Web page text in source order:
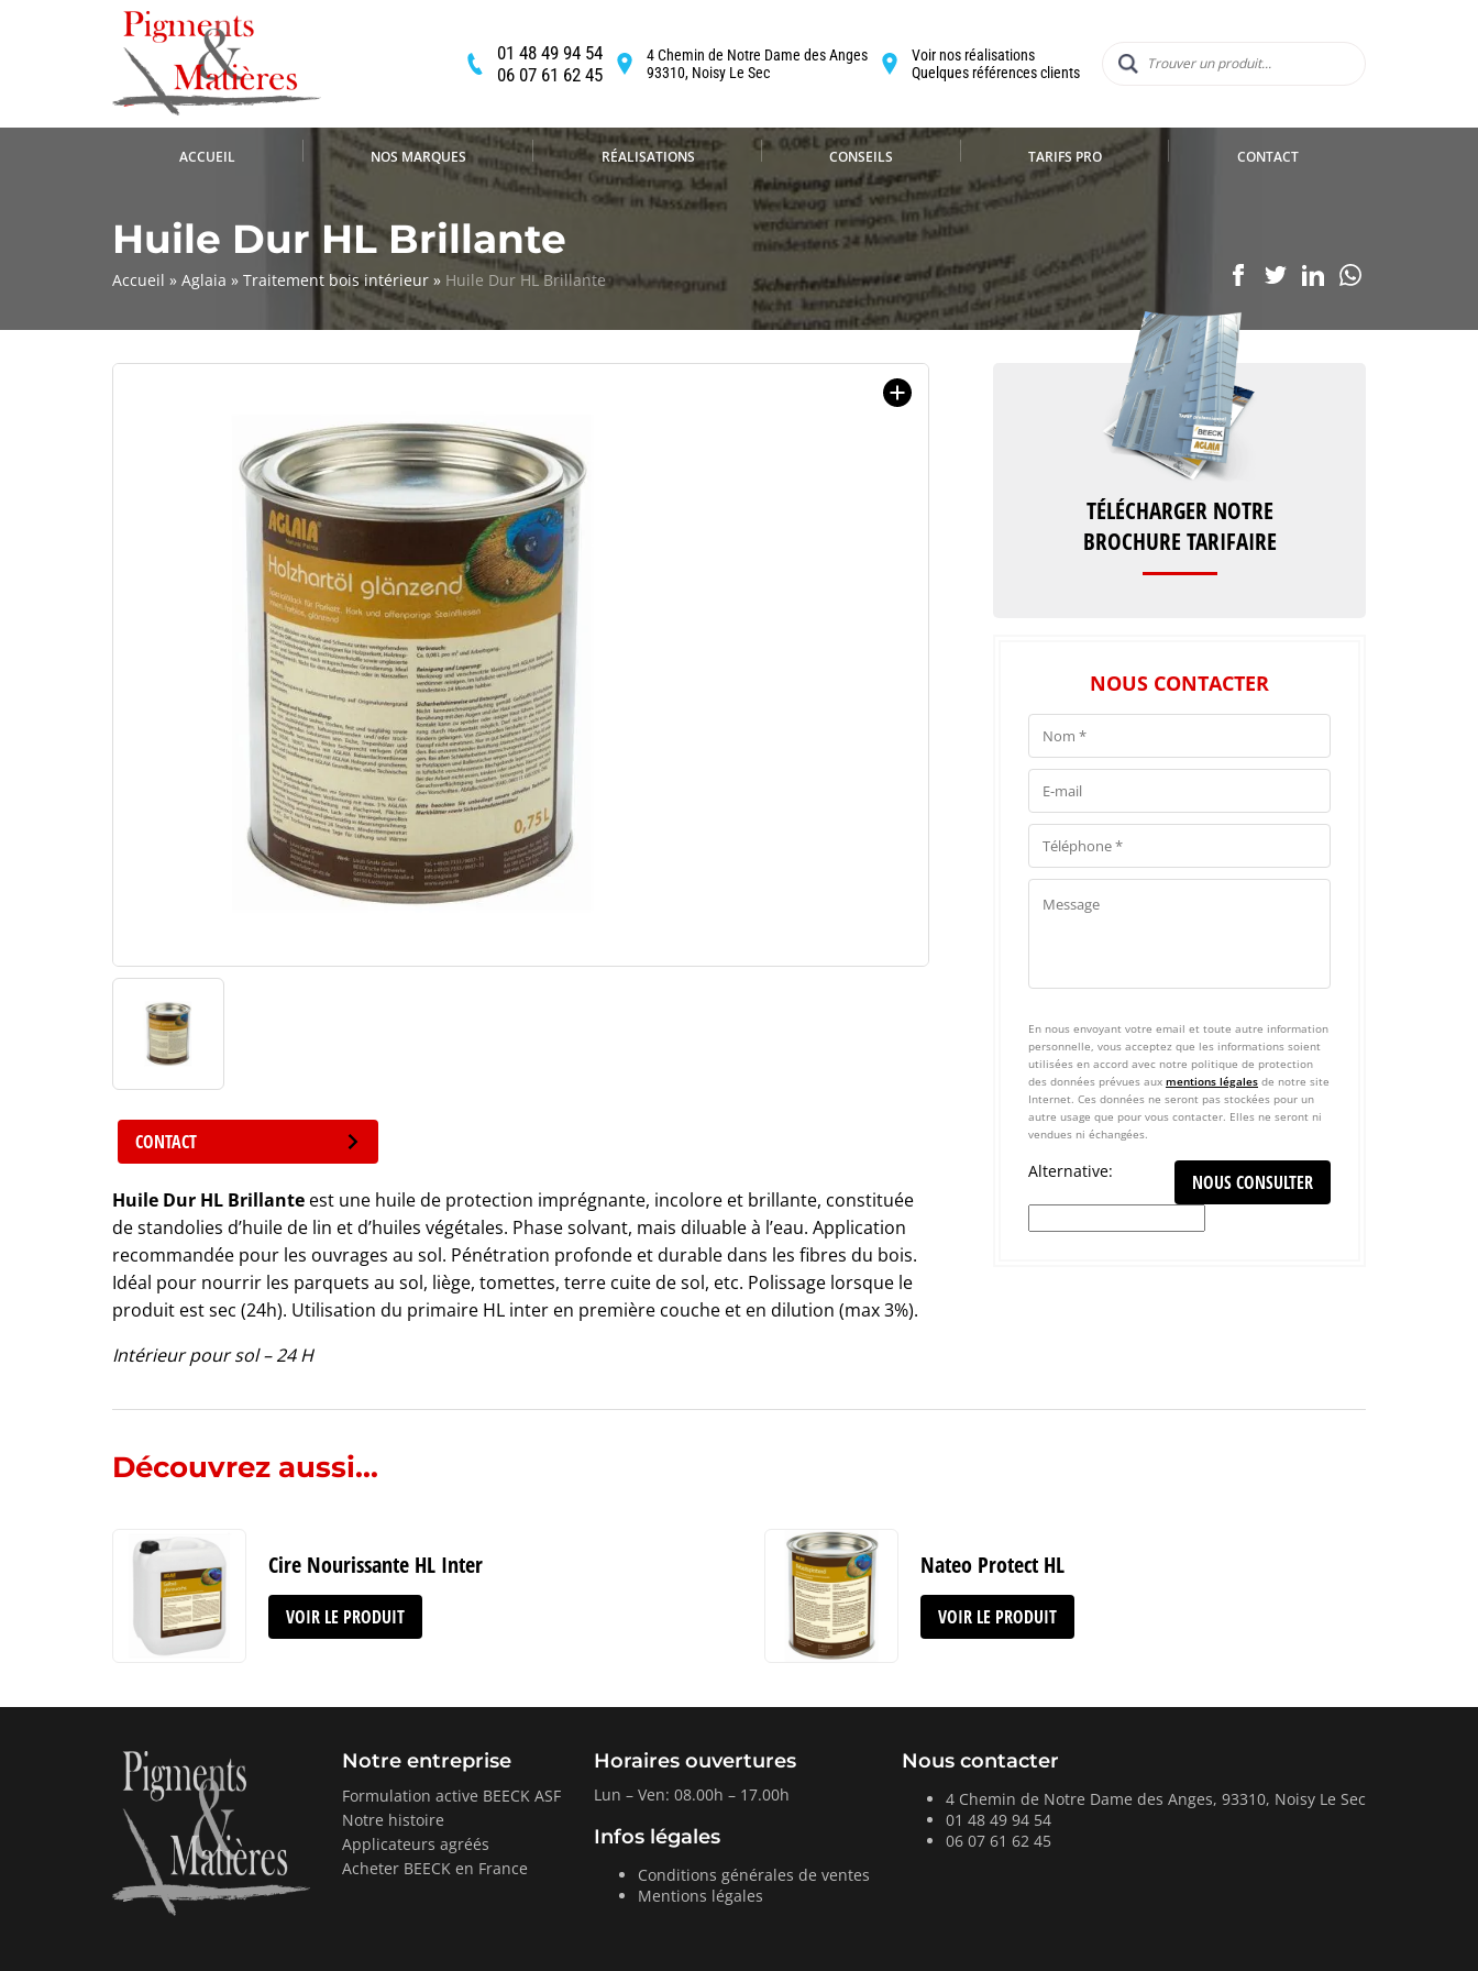
01 48 49 94 54
06 07 61 62 45
4 Chemin de Notre Dame des Anges
93310, Noisy Le Sec
Voir nos réalisations
Quelques références clients
ACCUEIL NOS MARQUES RÉALISATIONS CONSEILS TARIFS PRO CONTACT
Huile Dur HL Brillante
Accueil » Aglaia » Traitement bois intérieur » Huile Dur HL Brillante
CONTACT
Huile Dur HL Brillante est une huile de protection imprégnante, incolore et brillante, constituée
de standolies d’huile de lin et d’huiles végétales. Phase solvant, mais diluable à l’eau. Application
recommandée pour les ouvrages au sol. Pénétration profonde et durable dans les fibres du bois.
Idéal pour nourrir les parquets au sol, liège, tomettes, terre cuite de sol, etc. Polissage lorsque le
produit est sec (24h). Utilisation du primaire HL inter en première couche et en dilution (max 3%).
Intérieur pour sol – 24 H
TÉLÉCHARGER NOTRE
BROCHURE TARIFAIRE
NOUS CONTACTER
En nous envoyant votre email et toute autre information
personnelle, vous acceptez que les informations soient
utilisées en accord avec notre politique de protection
des données prévues aux mentions légales de notre site
Internet. Ces données ne seront pas stockées pour un
autre usage que pour vous contacter. Elles ne seront ni
vendues ni échangées.
Alternative:
Découvrez aussi...
Cire Nourissante HL Inter
VOIR LE PRODUIT
Nateo Protect HL
VOIR LE PRODUIT
Notre entreprise
Formulation active BEECK ASF
Notre histoire
Applicateurs agréés
Acheter BEECK en France
Horaires ouvertures
Lun – Ven: 08.00h – 17.00h
Infos légales
Conditions générales de ventes
Mentions légales
Nous contacter
4 Chemin de Notre Dame des Anges, 93310, Noisy Le Sec
01 48 49 94 54
06 07 61 62 45